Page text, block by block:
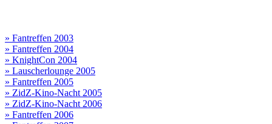
» Fantreffen 2003
» Fantreffen 2004
» KnightCon 2004
» Lauscherlounge 2005
» Fantreffen 2005
» ZidZ-Kino-Nacht 2005
» ZidZ-Kino-Nacht 2006
» Fantreffen 2006